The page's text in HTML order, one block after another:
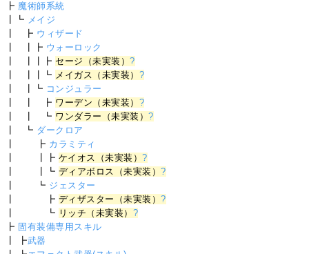
┣ 魔術師系統
┃┗ メイジ
┃ ┣ ウィザード
┃ ┃┣ ウォーロック
┃ ┃┃┣ セージ（未実装）?
┃ ┃┃┗ メイガス（未実装） ?
┃ ┃┗ コンジュラー
┃ ┃ ┣ ワーデン（未実装） ?
┃ ┃ ┗ ワンダラー（未実装）?
┃ ┗ ダークロア
┃ ┣ カラミティ
┃ ┃┣ ケイオス（未実装）?
┃ ┃┗ ディアボロス（未実装）?
┃ ┗ ジェスター
┃ ┣ ディザスター（未実装）?
┃ ┗ リッチ（未実装） ?
┣ 固有装備専用スキル
┃ ┣武器